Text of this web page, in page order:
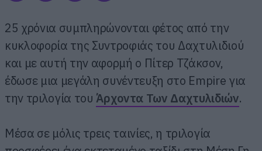
25 χρόνια συμπληρώνονται φέτος από την
κυκλοφορία της Συντροφιάς του Δαχτυλιδιού
και με αυτή την αφορμή ο Πίτερ Τζάκσον,
έδωσε μια μεγάλη συνέντευξη στο Empire για
την τριλογία του Άρχοντα Των Δαχτυλιδιών.
Μέσα σε μόλις τρεις ταινίες, η τριλογία